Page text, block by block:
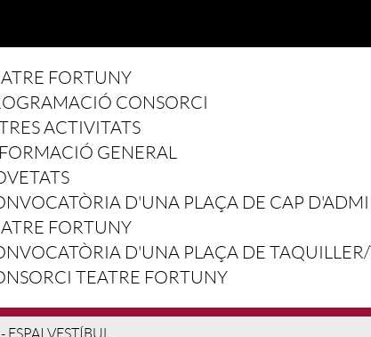
navigation
FORTUNY
CONSORCI
ACTIVITATS
GENERAL
D'UNA PLAÇA DE CAP
FORTUNY
D'UNA PLAÇA DE TAQUILLER/
TEATRE FORTUNY
ESPAI VESTÍBUL